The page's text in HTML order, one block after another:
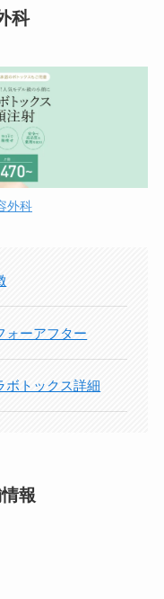
科
外科
ォーアフター
ボトックス詳細
報